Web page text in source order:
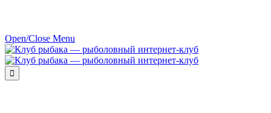
Open/Close Menu
